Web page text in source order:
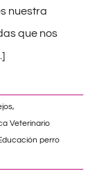
nuestra
que nos
,
Veterinario
perro